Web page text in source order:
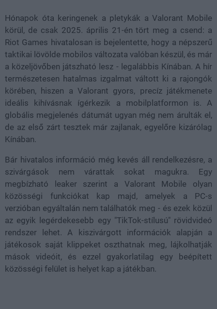
Hónapok óta keringenek a pletykák a Valorant Mobile
körül, de csak 2025. április 21-én tört meg a csend: a
Riot Games hivatalosan is bejelentette, hogy a népszerű
taktikai lövölde mobilos változata valóban készül, és már
a közeljövőben játszható lesz - legalábbis Kínában. A hír
természetesen hatalmas izgalmat váltott ki a rajongók
körében, hiszen a Valorant gyors, precíz játékmenete
ideális kihívásnak ígérkezik a mobilplatformon is. A
globális megjelenés dátumát ugyan még nem árulták el,
de az első zárt tesztek már zajlanak, egyelőre kizárólag
Kínában.
Bár hivatalos információ még kevés áll rendelkezésre, a
szivárgások nem várattak sokat magukra. Egy
megbízható leaker szerint a Valorant Mobile olyan
közösségi funkciókat kap majd, amelyek a PC-s
verzióban egyáltalán nem találhatók meg - és ezek közül
az egyik legérdekesebb egy "TikTok-stílusú" rövidvideó
rendszer lehet. A kiszivárgott információk alapján a
játékosok saját klippeket oszthatnak meg, lájkolhatják
mások videóit, és ezzel gyakorlatilag egy beépített
közösségi felület is helyet kap a játékban.